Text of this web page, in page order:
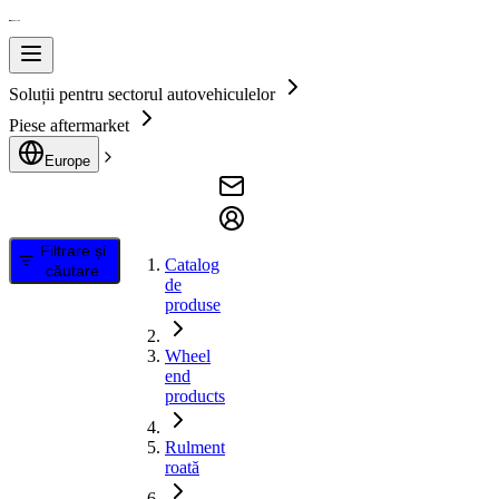
Soluții pentru sectorul autovehiculelor
Piese aftermarket
Europe
Filtrare și
căutare
Catalog
de
produse
Wheel
end
products
Rulment
roată